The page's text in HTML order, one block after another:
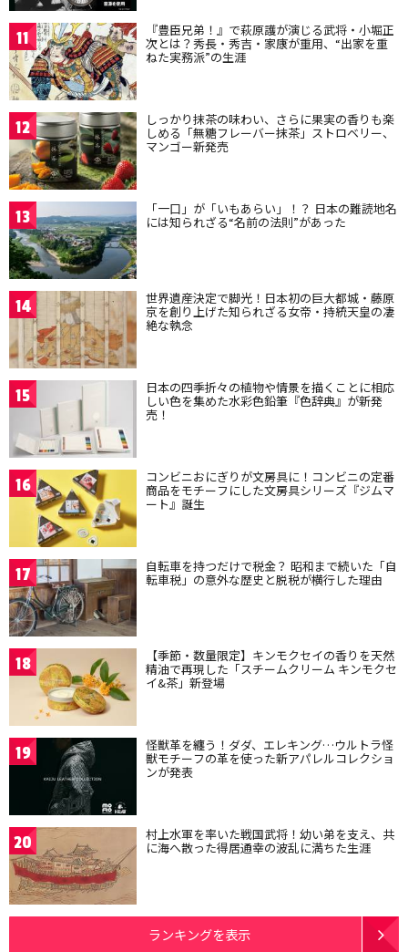
11 『豊臣兄弟！』で萩原護が演じる武将・小堀正
次とは？秀長・秀吉・家康が重用、“出家を重
ねた実務派”の生涯
12 しっかり抹茶の味わい、さらに果実の香りも楽
しめる「無糖フレーバー抹茶」ストロベリー、
マンゴー新発売
13 「一口」が「いもあらい」！？ 日本の難読地名
には知られざる“名前の法則”があった
14 世界遺産決定で脚光！日本初の巨大都城・藤原
京を創り上げた知られざる女帝・持統天皇の凄
絶な執念
15 日本の四季折々の植物や情景を描くことに相応
しい色を集めた水彩色鉛筆『色辞典』が新発
売！
16 コンビニおにぎりが文房具に！コンビニの定番
商品をモチーフにした文房具シリーズ『ジムマ
ート』誕生
17 自転車を持つだけで税金？ 昭和まで続いた「自
転車税」の意外な歴史と脱税が横行した理由
18 【季節・数量限定】キンモクセイの香りを天然
精油で再現した「スチームクリーム キンモクセ
イ&茶」新登場
19 怪獣革を纏う！ダダ、エレキング…ウルトラ怪
獣モチーフの革を使った新アパレルコレクショ
ンが発表
20 村上水軍を率いた戦国武将！幼い弟を支え、共
に海へ散った得居通幸の波乱に満ちた生涯
ランキングを表示